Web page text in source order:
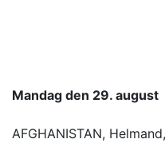
Mandag den 29. august
AFGHANISTAN,